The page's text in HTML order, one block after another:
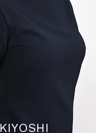
KIYOSHI